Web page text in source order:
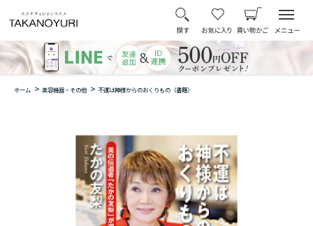
ホーム > 美容機器・その他 > 不運は神様からのおくりもの（書籍）